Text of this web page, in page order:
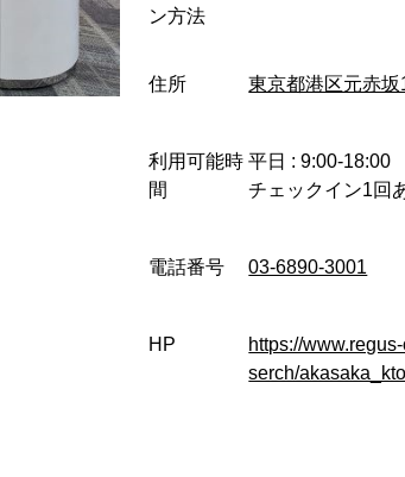
ン方法
住所 東京都港区元赤
利用可能時
間
平日 : 9:00-18:00
チェックイン1回
電話番号 03-6890-3001
HP
https://
serch/